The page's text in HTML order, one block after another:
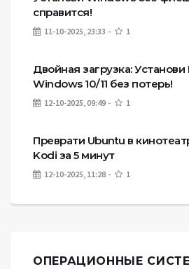
справится!
11-10-2025, 23:33 1
Двойная загрузка:
Windows 10/11 без потерь!
12-10-2025, 09:49 1
Преврати Ubuntu в
Kodi за 5 минут
12-10-2025, 11:28 1
ОПЕРАЦИОННЫЕ